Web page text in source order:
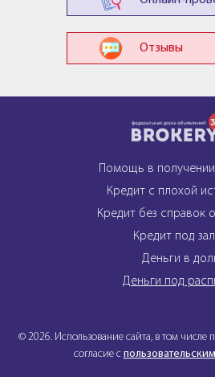
Отзывы
Помощь в получении
Кредит с плохой
Кредит без справок
Кредит под
Деньги в
Деньги под
© 2026. Использование сайта, в том числе
согласие с